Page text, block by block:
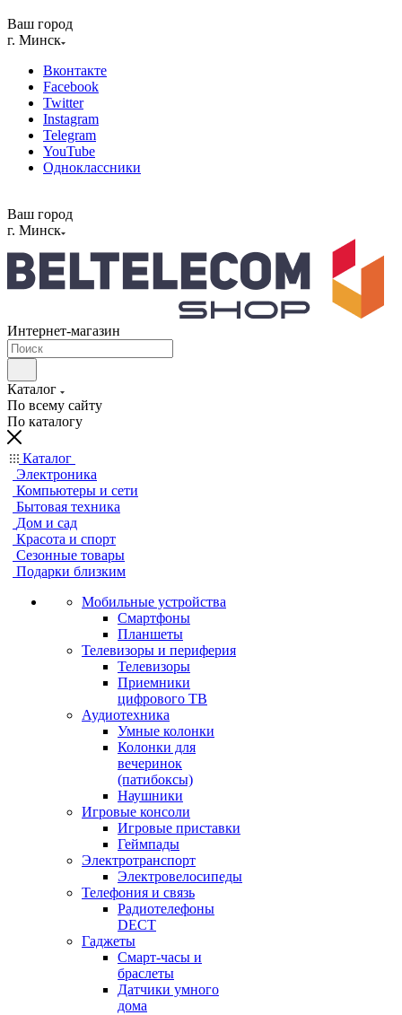
Ваш город
г. Минск
Вконтакте
Facebook
Twitter
Instagram
Telegram
YouTube
Одноклассники
Ваш город
г. Минск
Интернет-магазин
Каталог
По всему сайту
По каталогу
Каталог
Электроника
Компьютеры и сети
Бытовая техника
Дом и сад
Красота и спорт
Сезонные товары
Подарки близким
Мобильные устройства
Смартфоны
Планшеты
Телевизоры и периферия
Телевизоры
Приемники
цифрового ТВ
Аудиотехника
Умные колонки
Колонки для
вечеринок
(патибоксы)
Наушники
Игровые консоли
Игровые приставки
Геймпады
Электротранспорт
Электровелосипеды
Телефония и связь
Радиотелефоны
DECT
Гаджеты
Смарт-часы и
браслеты
Датчики умного
дома